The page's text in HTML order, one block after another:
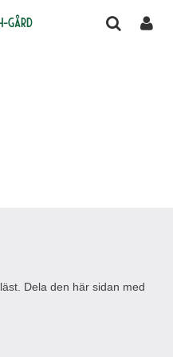
gård
Dela den här sidan med